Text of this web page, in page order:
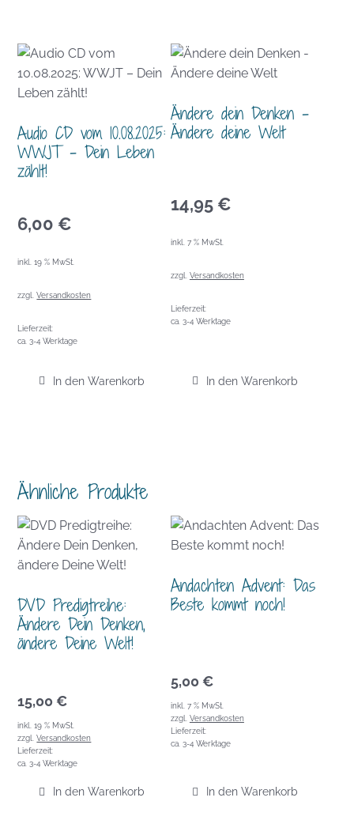
Audio CD vom 10.08.2025:
WWJT – Dein Leben
zählt!
6,00 €
inkl. 19 % MwSt.
zzgl.Versandkosten
Lieferzeit:
ca. 3-4 Werktage
In den Warenkorb
Ändere dein Denken –
Ändere deine Welt
14,95 €
inkl. 7 % MwSt.
zzgl. Versandkosten
Lieferzeit:
ca. 3-4 Werktage
In den Warenkorb
Ähnliche Produkte
DVD Predigtreihe:
Ändere Dein Denken,
ändere Deine Welt!
15,00 €
inkl. 19 % MwSt.
zzgl.Versandkosten
Lieferzeit:
ca. 3-4 Werktage
In den Warenkorb
Andachten Advent: Das
Beste kommt noch!
5,00 €
inkl. 7 % MwSt.
zzgl. Versandkosten
Lieferzeit:
ca. 3-4 Werktage
In den Warenkorb